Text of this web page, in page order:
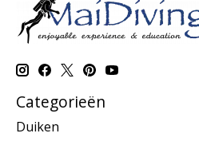
Categorieën
Duiken